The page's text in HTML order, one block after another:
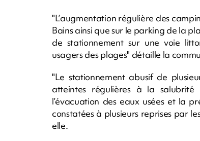
"L’augmentation régulière des
Bains ainsi que sur le parking de la
de stationnement sur une voie
usagers des plages" détaille la
"Le stationnement abusif de
atteintes régulières à la
l’évacuation des eaux usées et la
constatées à plusieurs reprises par
elle.